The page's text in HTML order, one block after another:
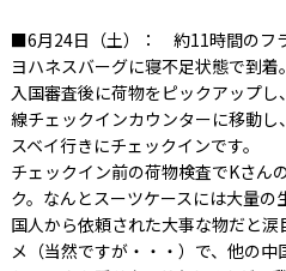
■6月24日（土）： 約11時間のフ
ヨハネスバーグに寝不足状態で到着。
入国審査後に荷物をピックアップ
線チェックインカウンターに移動
スベイ行きにチェックインです。
チェックイン前の荷物検査でKさん
ク。なんとスーツケースには大量
国人から依頼された大事な物だと
メ（当然ですが・・・）で、他の